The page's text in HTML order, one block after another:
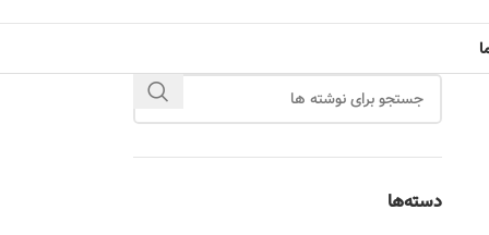
دسته‌ها